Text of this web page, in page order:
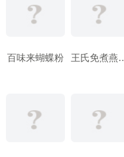
百味来蝴蝶粉 王氏免